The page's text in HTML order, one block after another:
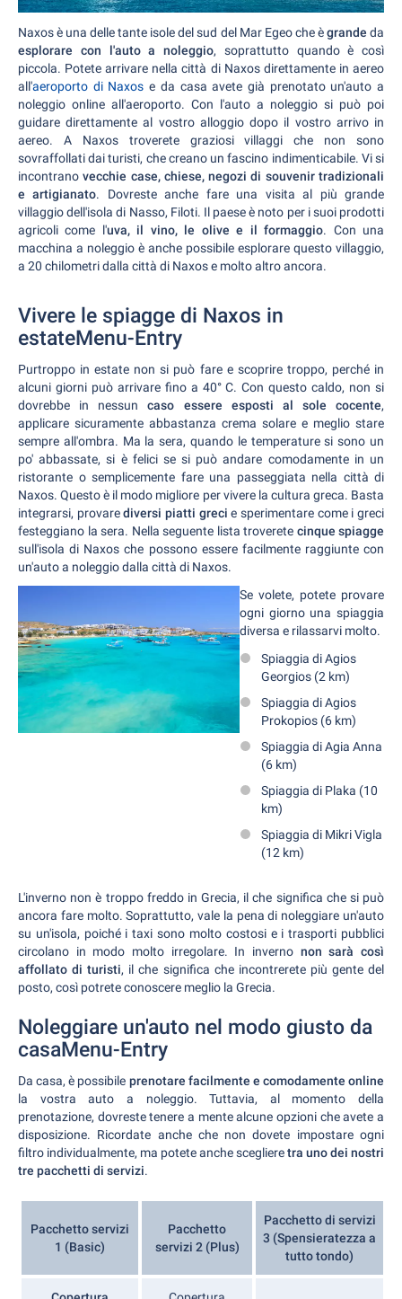
Naxos è una delle tante isole del sud del Mar Egeo che ègrande da
esplorare con l'auto a noleggio, soprattutto quando è così
piccola. Potete arrivare nella città di Naxos direttamente in aereo
all'aeroporto di Naxos e da casa avete già prenotato un'auto a
noleggio online all'aeroporto. Con l'auto a noleggio si può poi
guidare direttamente al vostro alloggio dopo il vostro arrivo in
aereo. A Naxos troverete graziosi villaggi che non sono
sovraffollati dai turisti, che creano un fascino indimenticabile. Vi si
incontranovecchie case, chiese, negozi di souvenir tradizionali
e artigianato. Dovreste anche fare una visita al più grande
villaggio dell'isola di Nasso, Filoti. Il paese è noto per i suoi prodotti
agricoli come l'uva, il vino, le olive e il formaggio. Con una
macchina a noleggio è anche possibile esplorare questo villaggio,
a 20 chilometri dalla città di Naxos e molto altro ancora.
Vivere le spiagge di Naxos in
estateMenu-Entry
Purtroppo in estate non si può fare e scoprire troppo, perché in
alcuni giorni può arrivare fino a 40° C. Con questo caldo, non si
dovrebbe in nessuncaso essere esposti al sole cocente,
applicare sicuramente abbastanza crema solare e meglio stare
sempre all'ombra. Ma la sera, quando le temperature si sono un
po' abbassate, si è felici se si può andare comodamente in un
ristorante o semplicemente fare una passeggiata nella città di
Naxos. Questo è il modo migliore per vivere la cultura greca. Basta
integrarsi, provarediversi piatti greci e sperimentare come i greci
festeggiano la sera. Nella seguente lista troverete cinque spiagge
sull'isola di Naxos che possono essere facilmente raggiunte con
un'auto a noleggio dalla città di Naxos.
Se volete, potete provare
ogni giorno una spiaggia
diversa e rilassarvi molto.
Spiaggia di Agios
Georgios (2 km)
Spiaggia di Agios
Prokopios (6 km)
Spiaggia di Agia Anna
(6 km)
Spiaggia di Plaka (10
km)
Spiaggia di Mikri Vigla
(12 km)
L'inverno non è troppo freddo in Grecia, il che significa che si può
ancora fare molto. Soprattutto, vale la pena di noleggiare un'auto
su un'isola, poiché i taxi sono molto costosi e i trasporti pubblici
circolano in modo molto irregolare. In inverno non sarà così
affollato di turisti, il che significa che incontrerete più gente del
posto, così potrete conoscere meglio la Grecia.
Noleggiare un'auto nel modo giusto da
casaMenu-Entry
Da casa, è possibile prenotare facilmente e comodamente online
la vostra auto a noleggio. Tuttavia, al momento della
prenotazione, dovreste tenere a mente alcune opzioni che avete a
disposizione. Ricordate anche che non dovete impostare ogni
filtro individualmente, ma potete anche sceglieretra uno dei nostri
tre pacchetti di servizi.
Pacchetto servizi
1 (Basic)
Pacchetto
servizi 2 (Plus)
Pacchetto di servizi
3 (Spensieratezza a
tutto tondo)